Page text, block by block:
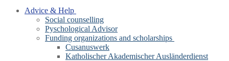
Advice & Help
Social counselling
Pyschological Advisor
Funding organizations and scholarships
Cusanuswerk
Katholischer Akademischer Ausländerdienst